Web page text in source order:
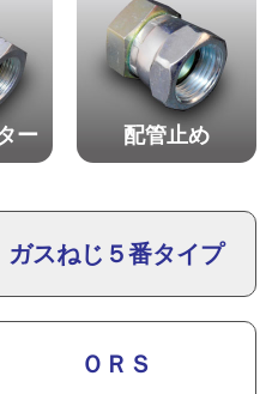
ー 配管止め
ガスねじ５番タイプ
ＯＲＳ